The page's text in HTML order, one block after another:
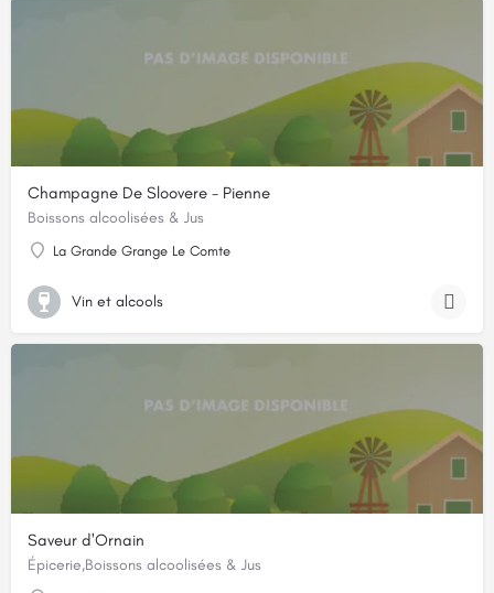
Champagne De Sloovere - Pienne
Boissons alcoolisées & Jus
La Grande Grange Le Comte
Vin et alcools
Saveur d'Ornain
Épicerie,Boissons alcoolisées & Jus